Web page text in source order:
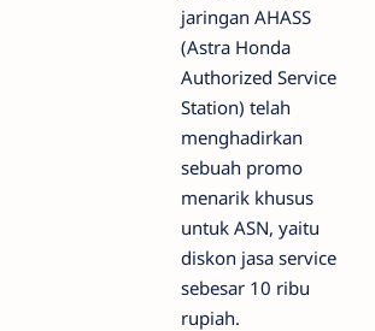
jaringan AHASS
(Astra Honda
Authorized Service
Station) telah
menghadirkan
sebuah promo
menarik khusus
untuk ASN, yaitu
diskon jasa service
sebesar 10 ribu
rupiah.